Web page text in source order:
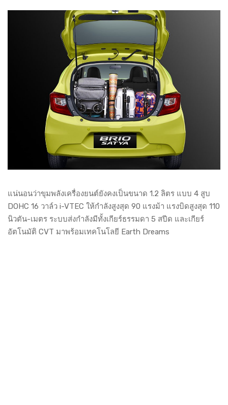
แน่นอนว่าขุมพลังเครื่องยนต์ยังคงเป็นขนาด 1.2 ลิตร แบบ 4 สูบ
DOHC 16 วาล์ว i-VTEC ให้กำลังสูงสุด 90 แรงม้า แรงบิดสูงสุด 110
นิวตัน-เมตร ระบบส่งกำลังมีทั้งเกียร์ธรรมดา 5 สปีด และเกียร์
อัตโนมัติ CVT มาพร้อมเทคโนโลยี Earth Dreams